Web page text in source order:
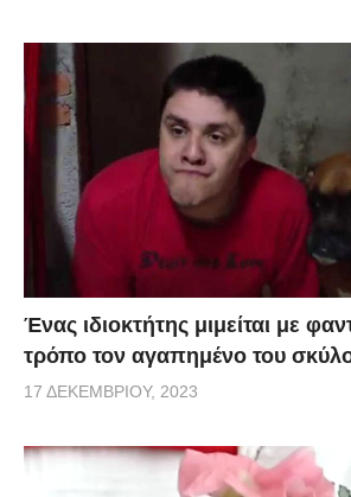
Ένας ιδιοκτήτης μιμείται με
τρόπο τον αγαπημένο του
17 ΔΕΚΕΜΒΡΊΟΥ, 2023